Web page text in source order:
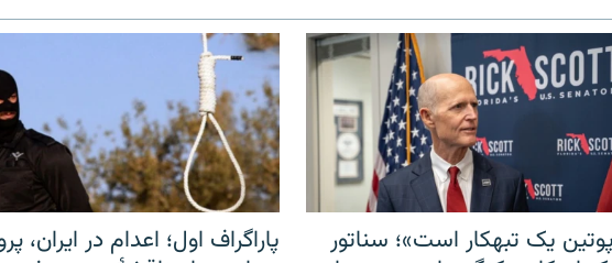
یک تبهکار است»؛ سناتور
پاراگراف اول؛ اعدام در ایران،